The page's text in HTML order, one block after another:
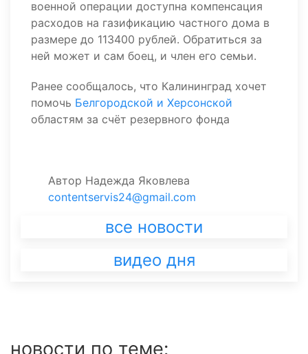
военной операции доступна компенсация
расходов на газификацию частного дома в
размере до 113400 рублей. Обратиться за
ней может и сам боец, и член его семьи.
Ранее сообщалось, что Калининград хочет
помочь Белгородской и Херсонской
областям за счёт резервного фонда
Автор Надежда Яковлева
contentservis24@gmail.com
все новости
видео дня
новости по теме: